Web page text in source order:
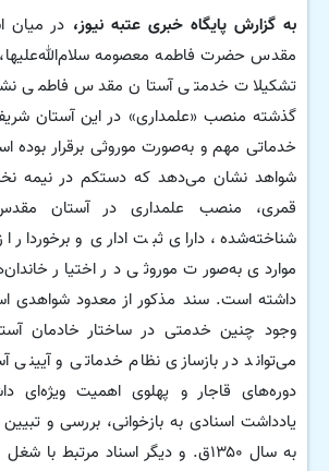
به گزارش پایگاه خبری عتبه نیوز، در میان
مقدس حضرت فاطمه معصومه سلام‌الله‌علیها،
تشکیلات خدمتی آستان مقدس فاطمی
گذشته منصب «علمداری» در این آستان
خدماتی مهم و به‌صورت موروثی برقرار بوده
شواهد نشان می‌دهد که دستکم در نیمه
قمری، منصب علمداری در آستان
شناخته‌شده، دارای ثبت اداری و برخوردار
مواردی به‌صورت موروثی در اختیار
داشته است. سند مذکور از معدود شواهدی
وجود چنین خدمتی در ساختار خادمان
می‌تواند در بازسازی نظام خدماتی و
دوره‌های قاجار و پهلوی اهمیت ویژه‌ای
یادداشت اسنادی به بازخوانی، بررسی و
به سال ۱۳۵۰ق. و دیگر اسناد مرتبط